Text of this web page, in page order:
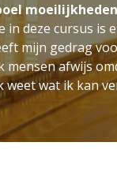
in deze cursus is
mijn gedrag
afwijs
wat ik kan